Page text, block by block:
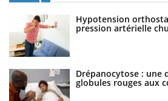
Hypotension
pression artérielle
Drépanocytose : une
globules rouges aux